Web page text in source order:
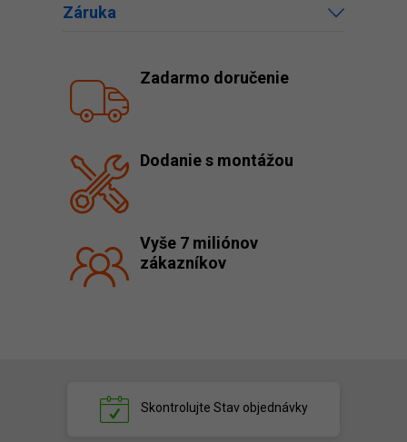
Záruka
Zadarmo doručenie
Dodanie s montážou
Vyše 7 miliónov
zákazníkov
Skontrolujte Stav objednávky